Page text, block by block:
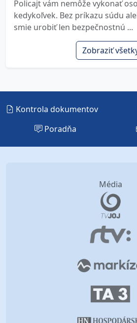
Policajt vám nemôže vykonať
kedykoľvek. Bez príkazu súdu
smie urobiť len bezpečnostnú ...
Zobraziť
Kontrola dokumentov
Poradňa
Média